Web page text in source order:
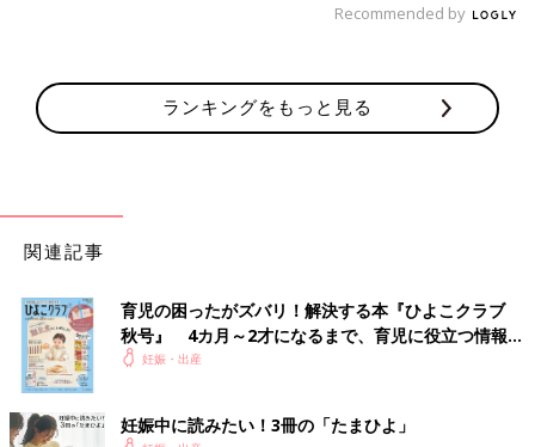
Recommended by
ランキングをもっと見る
関連記事
育児の困ったがズバリ！解決する本『ひよこクラブ
秋号』 4カ月～2才になるまで、育児に役立つ情報が
いっぱい！
妊娠・出産
妊娠中に読みたい！3冊の「たまひよ」